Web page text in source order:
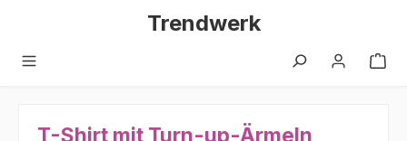
Zum Hauptinhalt springenTrendwerk
T-Shirt mit Turn-up-Ärmeln